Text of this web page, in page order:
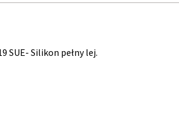
SUE- Silikon pełny lej.